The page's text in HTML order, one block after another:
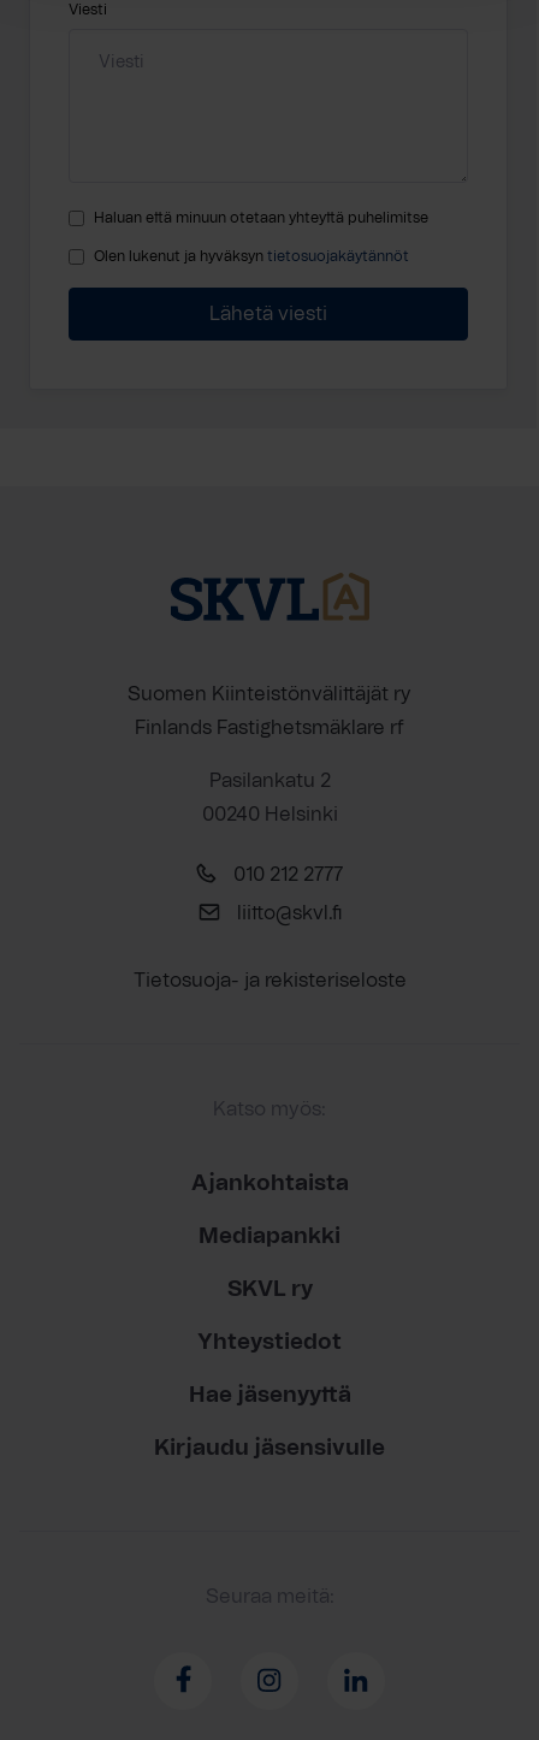
Viesti
Haluan että minuun otetaan yhteyttä puhelimitse
Olen lukenut ja hyväksyn tietosuojakäytännöt
Suomen Kiinteistönvälittäjät ry
Finlands Fastighetsmäklare rf
Pasilankatu 2
00240 Helsinki
010 212 2777
liitto@skvl.fi
Tietosuoja- ja rekisteriseloste
Katso myös:
Ajankohtaista
Mediapankki
SKVL ry
Yhteystiedot
Hae jäsenyyttä
Kirjaudu jäsensivulle
Seuraa meitä: